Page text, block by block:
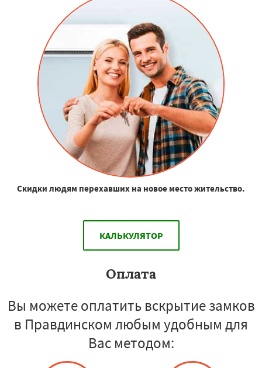
Скидки людям перехавших на новое место жительство.
КАЛЬКУЛЯТОР
Оплата
Вы можете оплатить вскрытие замков
в Правдинском любым удобным для
Вас методом: